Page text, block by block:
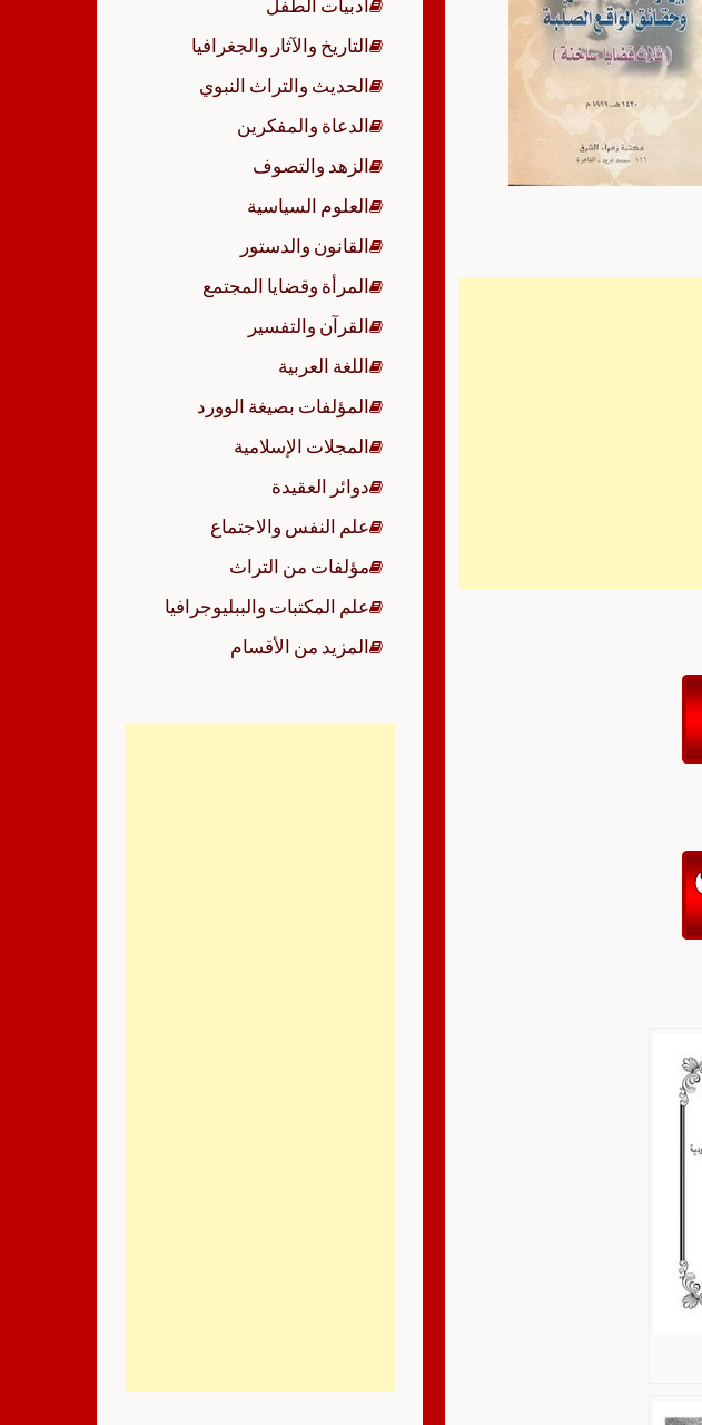
أدبيات الطفل
التاريخ والآثار والجغرافيا
الحديث والتراث النبوي
الدعاة والمفكرين
الزهد والتصوف
العلوم السياسية
القانون والدستور
المرأة وقضايا المجتمع
القرآن والتفسير
اللغة العربية
المؤلفات بصيغة الوورد
المجلات الإسلامية
دوائر العقيدة
علم النفس والاجتماع
مؤلفات من التراث
علم المكتبات والببليوجرافيا
المزيد من الأقسام